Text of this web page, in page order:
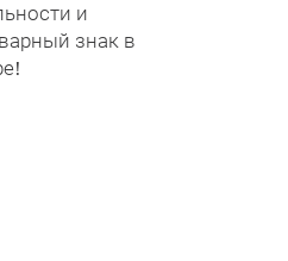
и
знак в